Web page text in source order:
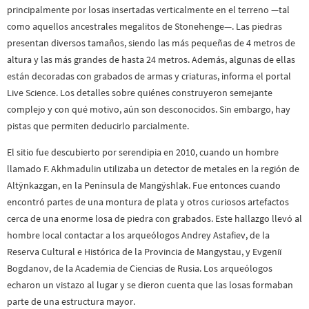
principalmente por losas insertadas verticalmente en el terreno —tal
como aquellos ancestrales megalitos de Stonehenge—. Las piedras
presentan diversos tamaños, siendo las más pequeñas de 4 metros de
altura y las más grandes de hasta 24 metros. Además, algunas de ellas
están decoradas con grabados de armas y criaturas, informa el portal
Live Science. Los detalles sobre quiénes construyeron semejante
complejo y con qué motivo, aún son desconocidos. Sin embargo, hay
pistas que permiten deducirlo parcialmente.
El sitio fue descubierto por serendipia en 2010, cuando un hombre
llamado F. Akhmadulin utilizaba un detector de metales en la región de
Altÿnkazgan, en la Península de Mangÿshlak. Fue entonces cuando
encontró partes de una montura de plata y otros curiosos artefactos
cerca de una enorme losa de piedra con grabados. Este hallazgo llevó al
hombre local contactar a los arqueólogos Andrey Astafiev, de la
Reserva Cultural e Histórica de la Provincia de Mangystau, y Evgeniï
Bogdanov, de la Academia de Ciencias de Rusia. Los arqueólogos
echaron un vistazo al lugar y se dieron cuenta que las losas formaban
parte de una estructura mayor.